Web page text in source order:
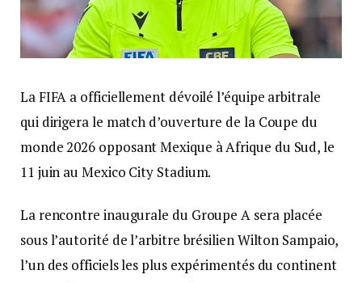
La FIFA a officiellement dévoilé l’équipe arbitrale
qui dirigera le match d’ouverture de la Coupe du
monde 2026 opposant Mexique à Afrique du Sud, le
11 juin au Mexico City Stadium.
La rencontre inaugurale du Groupe A sera placée
sous l’autorité de l’arbitre brésilien Wilton Sampaio,
l’un des officiels les plus expérimentés du continent